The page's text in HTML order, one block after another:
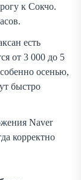
к Сокчо.
есть
от 3 000 до 5
осенью,
быстро
Naver
корректно